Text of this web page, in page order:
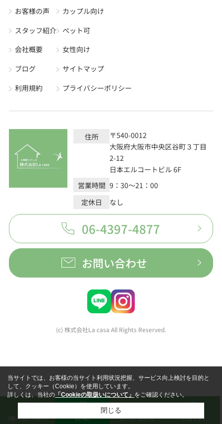
お客様の声
スタッフ紹介
会社概要
ブログ
利用規約
カップル向け
ペット可
女性向け
サイトマップ
プライバシーポリシー
住所
〒540-0012
大阪府大阪市中央区谷町３丁目
2-12
日本エルコートビル 6F
営業時間 9：30～21：00
定休日
なし
06-4397-4877
お問い合わせ
(c) 株式会社La casa All Rights Reserved.
06-4397-4877 LINE お問い合わせ 来店予約
当サイトでは、お客様の当サイト利用状況把握、サービス向上検討を目的と
して、クッキー（Cookie）を使用しています。
詳しくは、当社の「Cookieの取扱いについて」をご確認ください。
閉じる